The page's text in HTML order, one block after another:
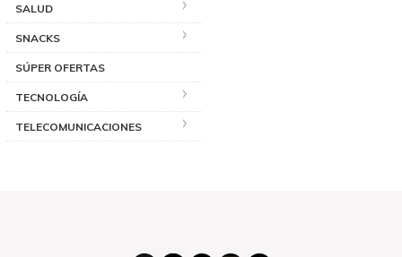
SALUD
SNACKS
SÚPER OFERTAS
TECNOLOGÍA
TELECOMUNICACIONES